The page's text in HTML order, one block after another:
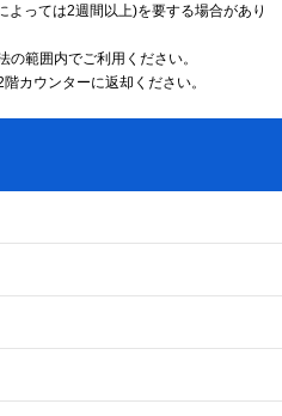
よっては2週間以上)を要する場合があり
範囲内でご利用ください。
カウンターに返却ください。